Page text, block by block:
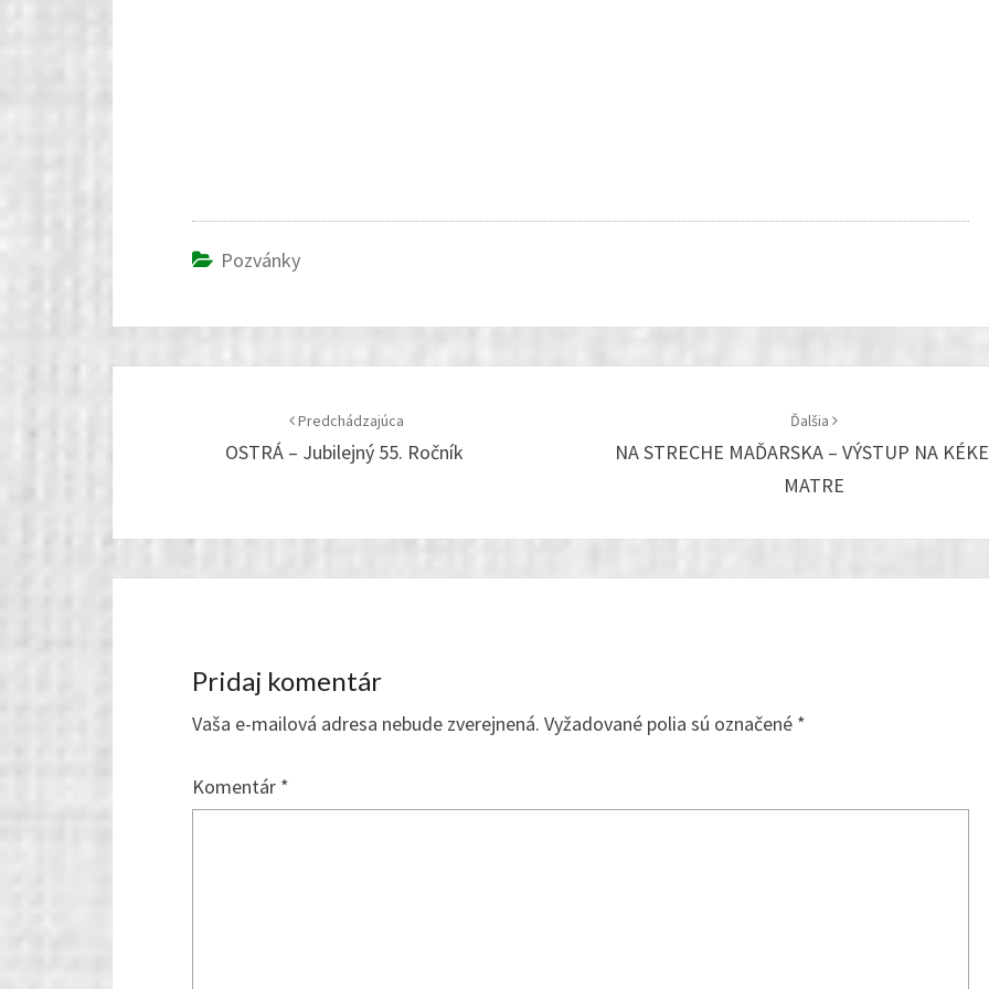
Pozvánky
Predchádzajúca
OSTRÁ – Jubilejný 55. Ročník
Ďalšia
NA STRECHE MAĎARSKA – VÝSTUP NA
MATRE
Pridaj komentár
Vaša e-mailová adresa nebude zverejnená. Vyžadované polia sú označené *
Komentár *